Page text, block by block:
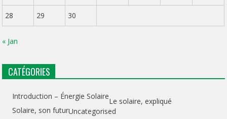
28 29 30
« Jan
CATÉGORIES
Introduction – Énergie Solaire
Le solaire, expliqué
Solaire, son futurUncategorised